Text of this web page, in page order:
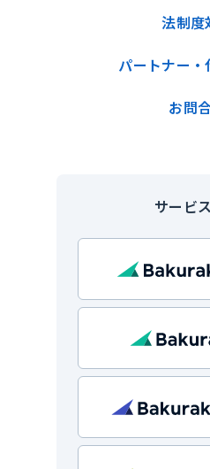
法制度
パートナー・
お問
サービ